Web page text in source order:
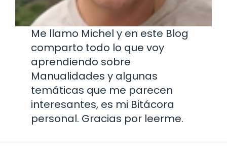
Me llamo Michel y en este Blog
comparto todo lo que voy
aprendiendo sobre
Manualidades y algunas
temáticas que me parecen
interesantes, es mi Bitácora
personal. Gracias por leerme.